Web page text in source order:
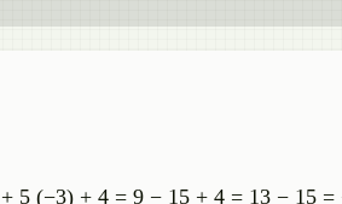
+ 5 (−3) + 4 = 9 − 15 + 4 = 13 − 15 =